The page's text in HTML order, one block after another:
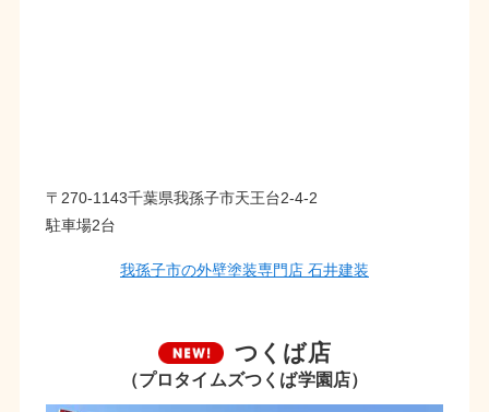
〒270-1143千葉県我孫子市天王台2-4-2
駐車場2台
我孫子市の外壁塗装専門店 石井建装
つくば店
（プロタイムズつくば学園店）